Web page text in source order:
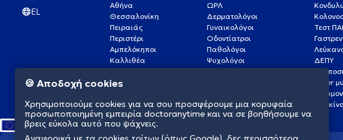
EL
Αθήνα
Θεσσαλονίκη
Πειραιάς
Περιστέρι
Αμπελόκηποι
Καλλιθέα
Γλυφάδα
Νέα Σμύρνη
ΩΡΛ
Δερματολόγοι
Γυναικολόγοι
Οδοντίατροι
Παθολόγοι
Ψυχολόγοι
Καρδιολόγοι
Τεστ
ΔΕΠΥ
Laser
🍪 Αποδοχή cookies
Χρησιμοποιούμε cookies για να σου προσφέρουμε μια κορυφαία
προσωποποιημένη εμπειρία doctoranytime και να σε βοηθήσουμε να
βρεις εύκολα αυτό που ψάχνεις.